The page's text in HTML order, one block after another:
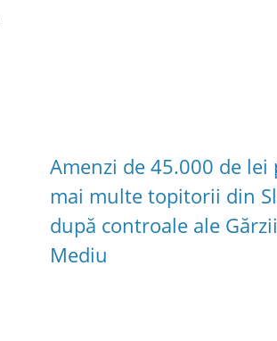
Amenzi de 45.000 de lei
mai multe topitorii din
după controale ale
Mediu